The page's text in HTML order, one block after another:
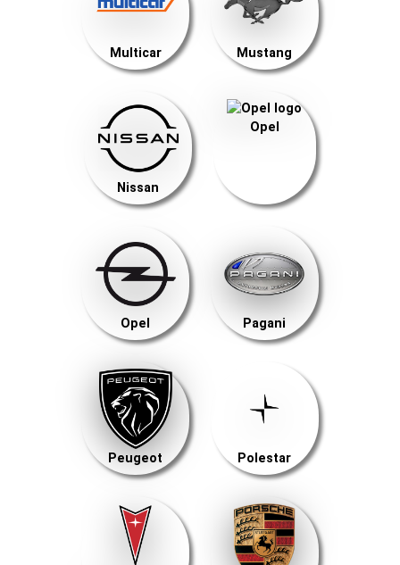
Multicar Mustang
Nissan
Opel
Opel Pagani
Peugeot Polestar